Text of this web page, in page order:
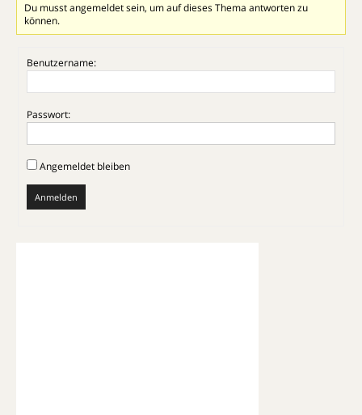
Du musst angemeldet sein, um auf dieses Thema antworten zu
können.
Benutzername:
Passwort:
Angemeldet bleiben
Anmelden